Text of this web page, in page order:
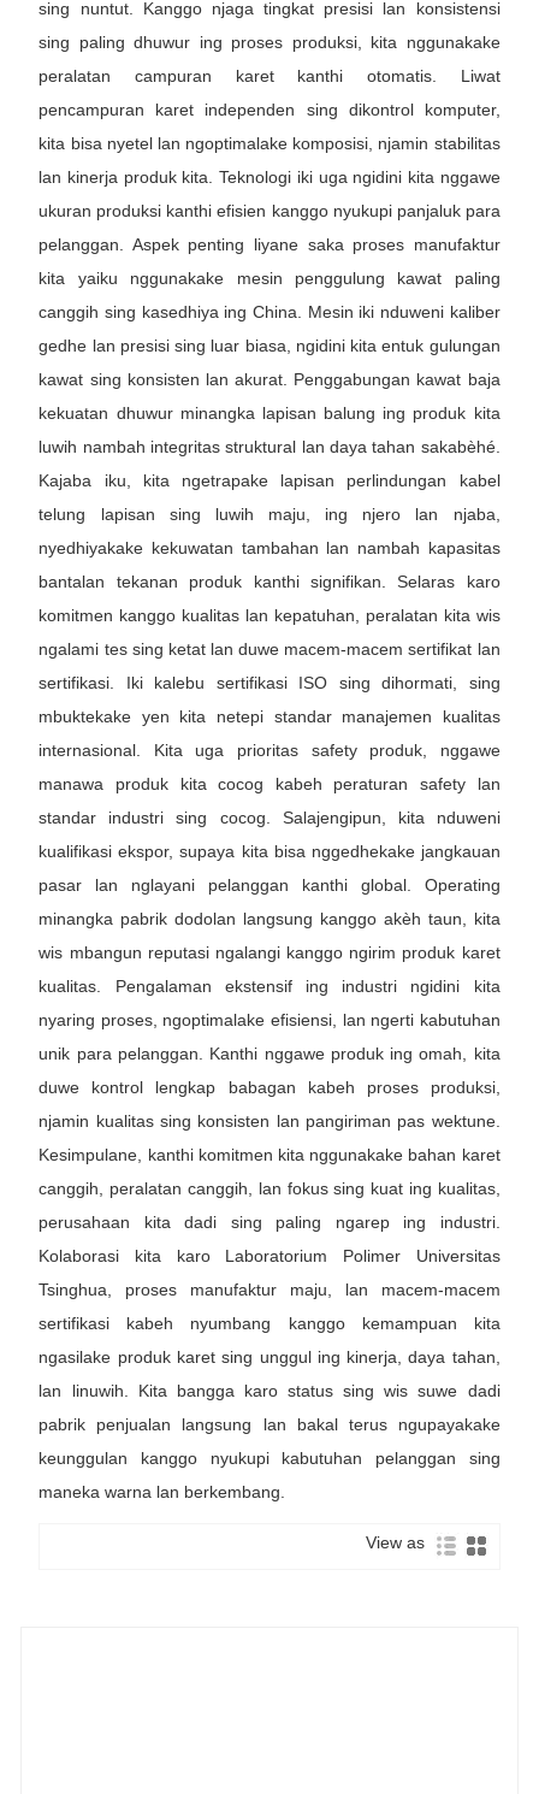
sing nuntut. Kanggo njaga tingkat presisi lan konsistensi
sing paling dhuwur ing proses produksi, kita nggunakake
peralatan campuran karet kanthi otomatis. Liwat
pencampuran karet independen sing dikontrol komputer,
kita bisa nyetel lan ngoptimalake komposisi, njamin stabilitas
lan kinerja produk kita. Teknologi iki uga ngidini kita nggawe
ukuran produksi kanthi efisien kanggo nyukupi panjaluk para
pelanggan. Aspek penting liyane saka proses manufaktur
kita yaiku nggunakake mesin penggulung kawat paling
canggih sing kasedhiya ing China. Mesin iki nduweni kaliber
gedhe lan presisi sing luar biasa, ngidini kita entuk gulungan
kawat sing konsisten lan akurat. Penggabungan kawat baja
kekuatan dhuwur minangka lapisan balung ing produk kita
luwih nambah integritas struktural lan daya tahan sakabèhé.
Kajaba iku, kita ngetrapake lapisan perlindungan kabel
telung lapisan sing luwih maju, ing njero lan njaba,
nyedhiyakake kekuwatan tambahan lan nambah kapasitas
bantalan tekanan produk kanthi signifikan. Selaras karo
komitmen kanggo kualitas lan kepatuhan, peralatan kita wis
ngalami tes sing ketat lan duwe macem-macem sertifikat lan
sertifikasi. Iki kalebu sertifikasi ISO sing dihormati, sing
mbuktekake yen kita netepi standar manajemen kualitas
internasional. Kita uga prioritas safety produk, nggawe
manawa produk kita cocog kabeh peraturan safety lan
standar industri sing cocog. Salajengipun, kita nduweni
kualifikasi ekspor, supaya kita bisa nggedhekake jangkauan
pasar lan nglayani pelanggan kanthi global. Operating
minangka pabrik dodolan langsung kanggo akèh taun, kita
wis mbangun reputasi ngalangi kanggo ngirim produk karet
kualitas. Pengalaman ekstensif ing industri ngidini kita
nyaring proses, ngoptimalake efisiensi, lan ngerti kabutuhan
unik para pelanggan. Kanthi nggawe produk ing omah, kita
duwe kontrol lengkap babagan kabeh proses produksi,
njamin kualitas sing konsisten lan pangiriman pas wektune.
Kesimpulane, kanthi komitmen kita nggunakake bahan karet
canggih, peralatan canggih, lan fokus sing kuat ing kualitas,
perusahaan kita dadi sing paling ngarep ing industri.
Kolaborasi kita karo Laboratorium Polimer Universitas
Tsinghua, proses manufaktur maju, lan macem-macem
sertifikasi kabeh nyumbang kanggo kemampuan kita
ngasilake produk karet sing unggul ing kinerja, daya tahan,
lan linuwih. Kita bangga karo status sing wis suwe dadi
pabrik penjualan langsung lan bakal terus ngupayakake
keunggulan kanggo nyukupi kabutuhan pelanggan sing
maneka warna lan berkembang.
View as